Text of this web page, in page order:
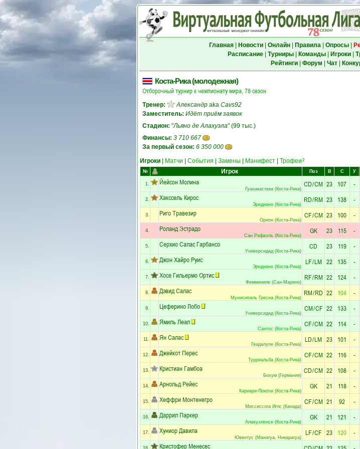
Главная| Новости| Онлайн| Правила| Опросы|
Расписание| Турниры| Команды| Игроки|
Рейтинги| Форум Чат|
Коста-Рика (молодежная)
Отборочный турнир к чемпионату мира, 78 сезон
Тренер: Александр aka Cavs92
Заместитель: Идёт приём заявок
Стадион: "Льяно де Алахуэла" (99 тыс.)
Финансы: 3 710 667
За первый сезон: 6 350 000
Игроки Матчи События Замены Манифест Трофеи 2
№ Игрок Поз В С У
1. Йейсон Молина
Гуанакастека (Коста-Рика)
CD/CM 23 107 -
2. Хакссель Кирос
Эредиано (Коста-Рика)
RD/RM 23 138 -
3. Риго Травезир
Орион (Коста-Рика)
CF/CM 23 100 -
4. Роланд Эстрадо
Сан Рафаэль (Коста-Рика)
GK 23 115 -
5. Серхио Салас Гарбансо
Универсидад (Коста-Рика)
CD 23 119 -
6. Джон Хайро Руис
Эредиано (Коста-Рика)
LF/LM 22 135 -
7. Хосе Гильермо Ортис
Фемминиле (Сан-Марино)
RF/RM 22 124 -
8. Дэвид Салас
Мунисипаль Гресиа (Коста-Рика)
RM/RD 22 104 -
9. Цеферино Лобо
Универсидад (Коста-Рика)
CM/CF 22 133 -
10. Ямиль Леал
Сантос (Коста-Рика)
CF/CM 22 114 -
11. Ян Салас
Гвадалупе (Коста-Рика)
LD/LM 23 101 -
12. Джейкот Перес
Турриальба (Коста-Рика)
CF/CM 22 116 -
13. Кристиан Гамбоа
Бохум (Германия)
CD/CM 22 108 -
14. Арнольд Рейес
Кариари-Покочи (Коста-Рика)
GK 21 118 -
15. Хеффри Монтенегро
Миссиссога Иглс (Канада)
CF/CM 21 92 -
16. Даррил Паркер
Алахуэленсе (Коста-Рика)
GK 21 121 -
17. Хуниор Давила
Ювентус (Манагуа, Никарагуа)
LF/CF 23 120 -
18. Кристофер Менесес